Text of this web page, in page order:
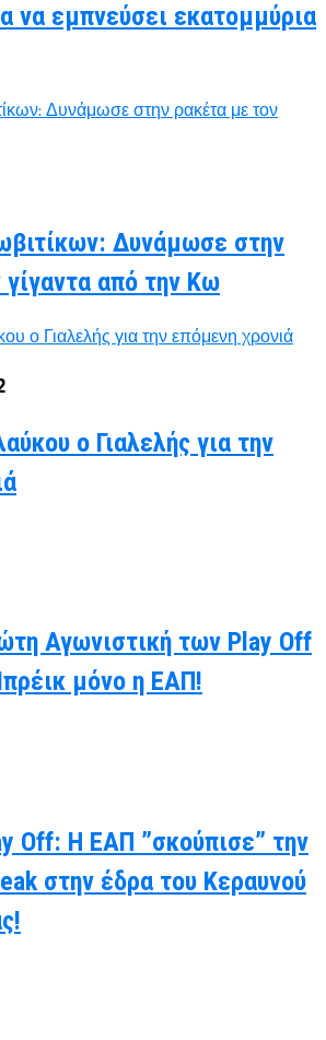
να εμπνεύσει εκατομμύρια
Δυνάμωσε στην
από την Κω
ο Γιαλελής για την
Αγωνιστική των Play Off
μόνο η ΕΑΠ!
Off: Η ΕΑΠ ”σκούπισε” την
στην έδρα του Κεραυνού